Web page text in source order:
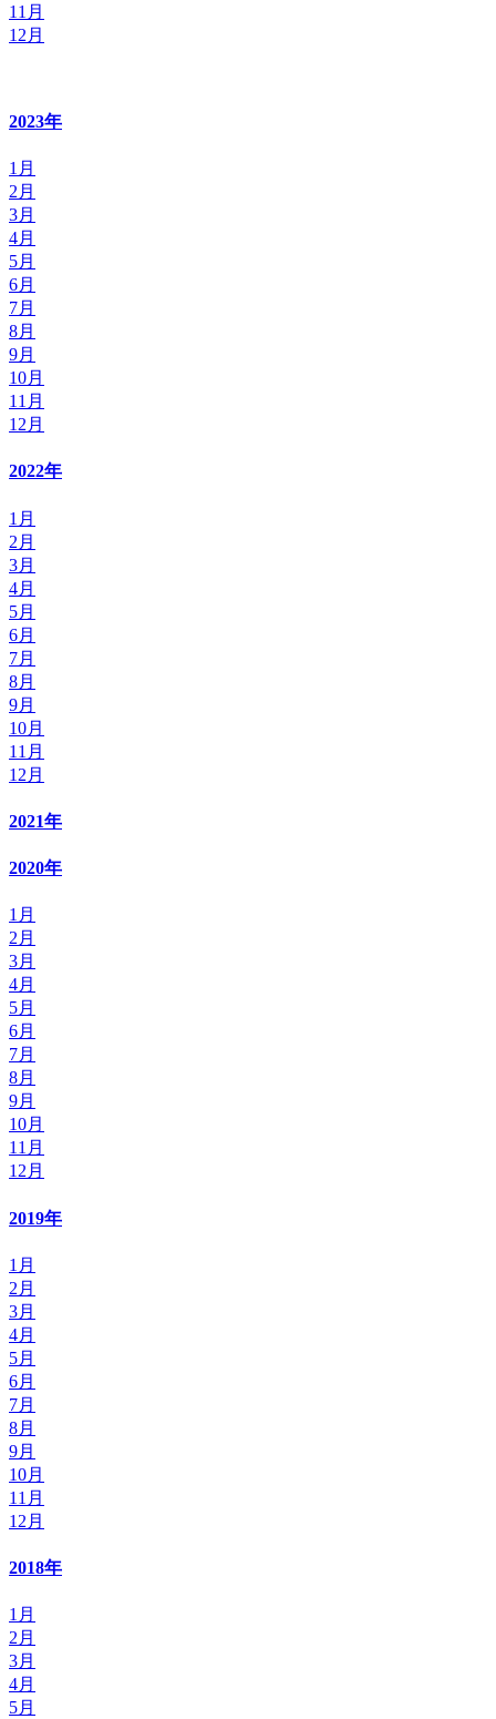
11月
12月
2023年
1月
2月
3月
4月
5月
6月
7月
8月
9月
10月
11月
12月
2022年
1月
2月
3月
4月
5月
6月
7月
8月
9月
10月
11月
12月
2021年
2020年
1月
2月
3月
4月
5月
6月
7月
8月
9月
10月
11月
12月
2019年
1月
2月
3月
4月
5月
6月
7月
8月
9月
10月
11月
12月
2018年
1月
2月
3月
4月
5月